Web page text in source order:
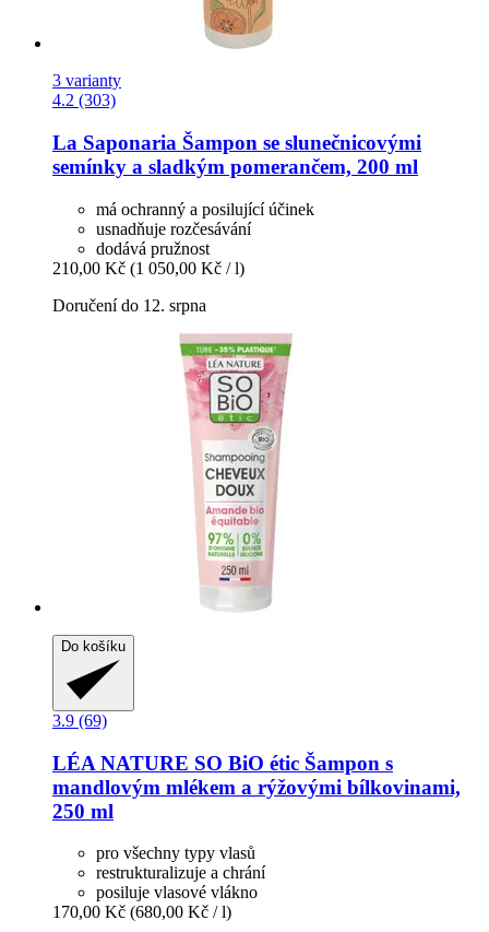
3 varianty
4.2 (303)
La Saponaria Šampon se slunečnicovými
semínky a sladkým pomerančem, 200 ml
má ochranný a posilující účinek
usnadňuje rozčesávání
dodává pružnost
210,00 Kč (1 050,00 Kč / l)
Doručení do 12. srpna
Do košíku
3.9 (69)
LÉA NATURE SO BiO étic Šampon s
mandlovým mlékem a rýžovými bílkovinami,
250 ml
pro všechny typy vlasů
restrukturalizuje a chrání
posiluje vlasové vlákno
170,00 Kč (680,00 Kč / l)